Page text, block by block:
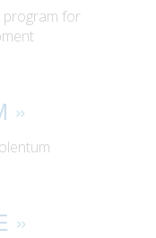
program for
»
»